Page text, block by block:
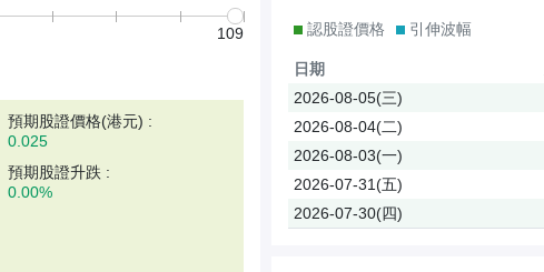
109
預期股證價格(港元) :
0.025
預期股證升跌 :
0.00%
認股證價格 引伸波幅
日期
2026-08-05(三)
2026-08-04(二)
2026-08-03(一)
2026-07-31(五)
2026-07-30(四)